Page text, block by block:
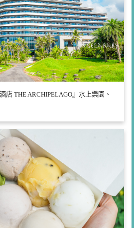
店 THE ARCHIPELAGO』水上樂園、